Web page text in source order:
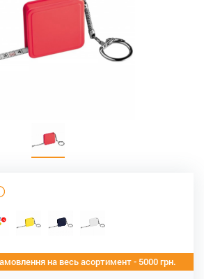
на весь асортимент - 5000 грн.